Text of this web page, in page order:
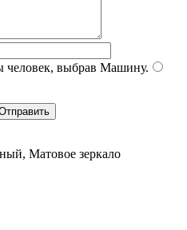
человек, выбрав Машину.
Матовое зеркало